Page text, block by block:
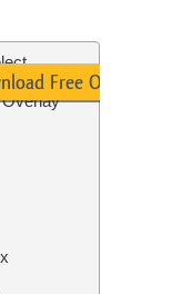
Free Overlay